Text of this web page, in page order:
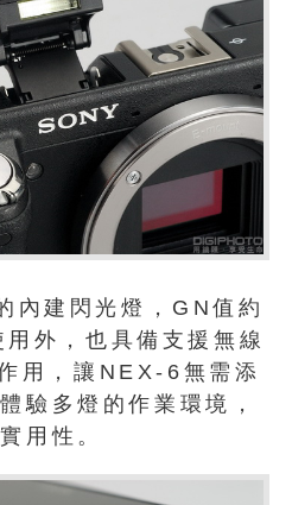
內建閃光燈，GN值約
外，也具備支援無線
用，讓NEX-6無需添
驗多燈的作業環境，
用性。